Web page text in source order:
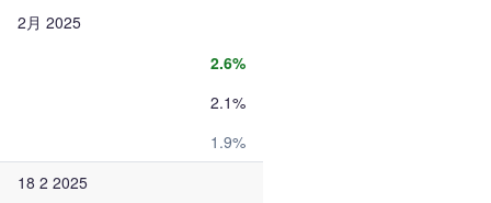
2月 2025
2.6%
2.1%
1.9%
18 2 2025